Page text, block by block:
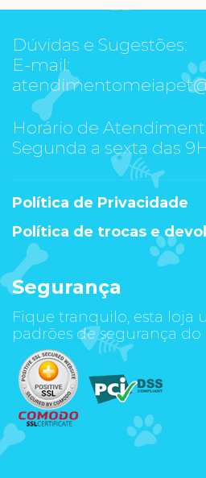
Dúvidas e Sugestões:
E-mail:
Horário de
Segunda a sexta das
Política de Privacidade
Política de trocas e
Segurança
Fique tranquilo, esta loja
padrões de segurança do